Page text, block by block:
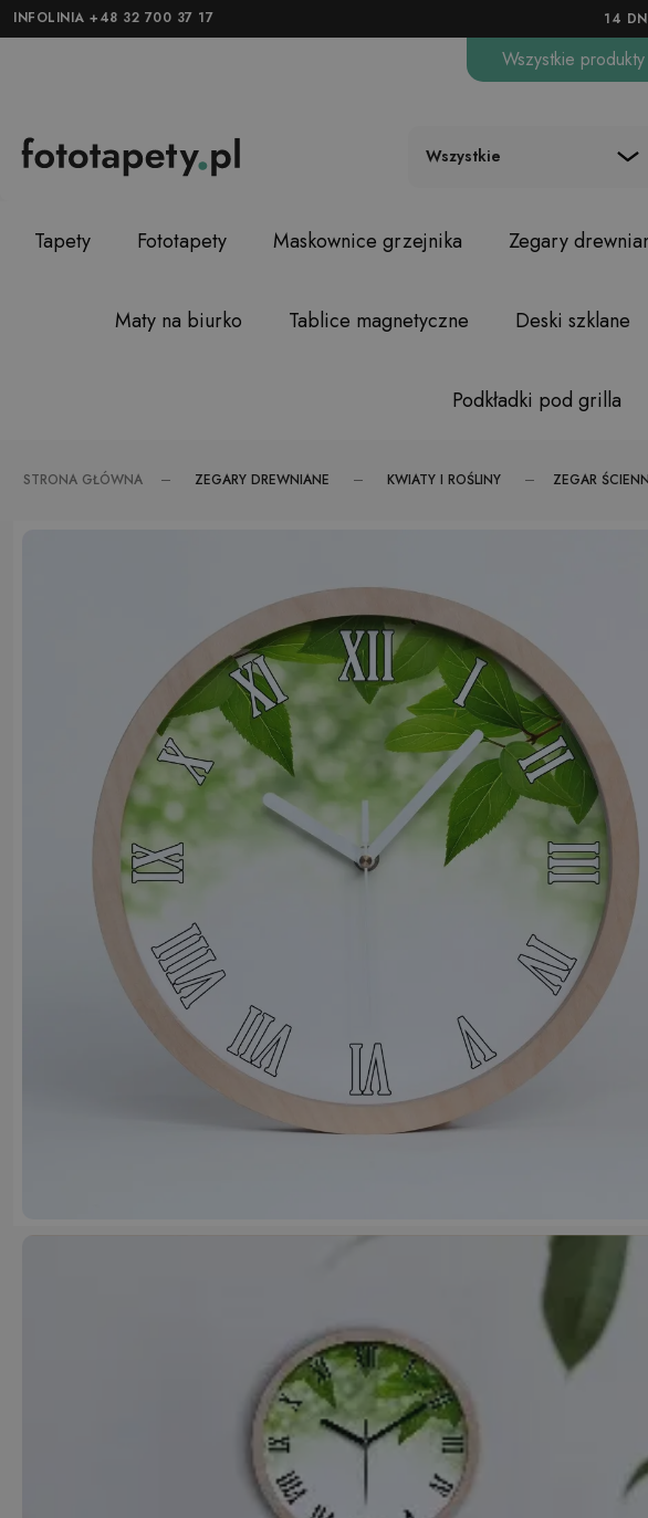
INFOLINIA +48 32 700 37 17 14
Wszystkie
Wszystkie
Tapety Fototapety Maskownice grzejnika Zegary
Maty na biurko Tablice magnetyczne Deski szklane
Podkładki pod grilla
STRONA GŁÓWNA ZEGARY DREWNIANE KWIATY I ROŚLINY ZEGAR
Dobrej jakości produkt, szybka dostawa.